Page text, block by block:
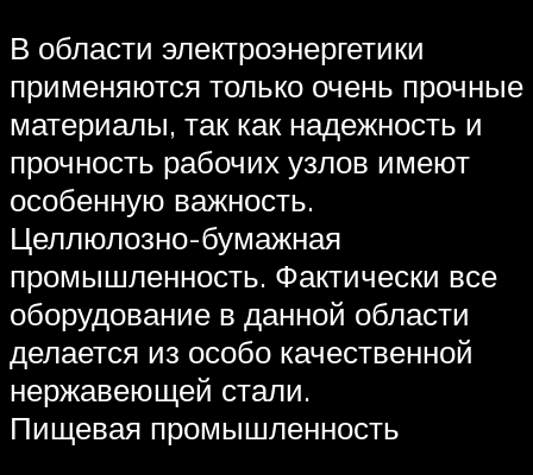
В области электроэнергетики
применяются только очень прочные
материалы, так как надежность и
прочность рабочих узлов имеют
особенную важность.
Целлюлозно-бумажная
промышленность. Фактически все
оборудование в данной области
делается из особо качественной
нержавеющей стали.
Пищевая промышленность